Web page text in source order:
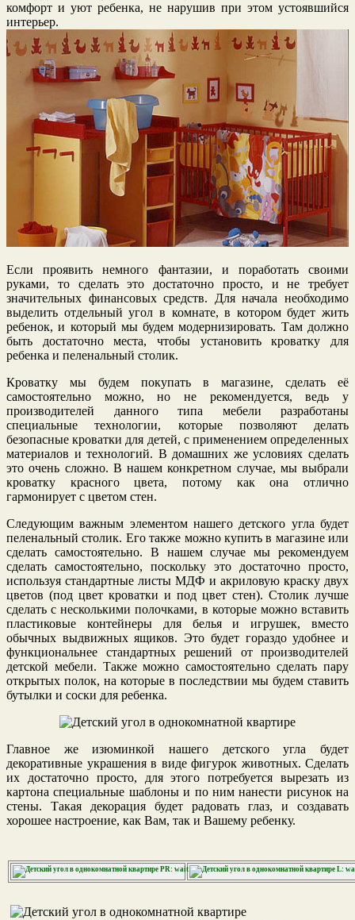
комфорт и уют ребенка, не нарушив при этом устоявшийся
интерьер.
Если проявить немного фантазии, и поработать своими
руками, то сделать это достаточно просто, и не требует
значительных финансовых средств. Для начала необходимо
выделить отдельный угол в комнате, в котором будет жить
ребенок, и который мы будем модернизировать. Там должно
быть достаточно места, чтобы установить кроватку для
ребенка и пеленальный столик.
Кроватку мы будем покупать в магазине, сделать её
самостоятельно можно, но не рекомендуется, ведь у
производителей данного типа мебели разработаны
специальные технологии, которые позволяют делать
безопасные кроватки для детей, с применением определенных
материалов и технологий. В домашних же условиях сделать
это очень сложно. В нашем конкретном случае, мы выбрали
кроватку красного цвета, потому как она отлично
гармонирует с цветом стен.
Следующим важным элементом нашего детского угла будет
пеленальный столик. Его также можно купить в магазине или
сделать самостоятельно. В нашем случае мы рекомендуем
сделать самостоятельно, поскольку это достаточно просто,
используя стандартные листы МДФ и акриловую краску двух
цветов (под цвет кроватки и под цвет стен). Столик лучше
сделать с несколькими полочками, в которые можно вставить
пластиковые контейнеры для белья и игрушек, вместо
обычных выдвижных ящиков. Это будет гораздо удобнее и
функциональнее стандартных решений от производителей
детской мебели. Также можно самостоятельно сделать пару
открытых полок, на которые в последствии мы будем ставить
бутылки и соски для ребенка.
Главное же изюминкой нашего детского угла будет
декоративные украшения в виде фигурок животных. Сделать
их достаточно просто, для этого потребуется вырезать из
картона специальные шаблоны и по ним нанести рисунок на
стены. Такая декорация будет радовать глаз, и создавать
хорошее настроение, как Вам, так и Вашему ребенку.
PR: wait… L: